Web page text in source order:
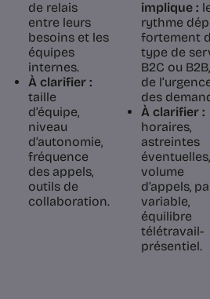
de relais
entre leurs
besoins et les
équipes
internes.
À clarifier :
taille
d’équipe,
niveau
d’autonomie,
fréquence
des appels,
outils de
collaboration.
implique :
rythme
fortement
type de
B2C ou
de
des
À clarifier :
horaires,
astreintes
éventuelles,
volume
d’appels,
variable,
équilibre
télétravail-
présentiel.